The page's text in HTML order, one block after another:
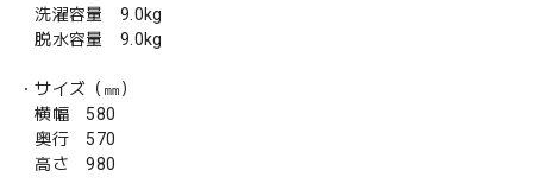
洗濯容量 9.0kg
脱水容量 9.0kg
・サイズ（㎜）
横幅 580
奥行 570
高さ 980